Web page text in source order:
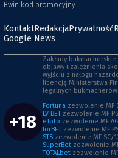
Bwin kod promocyjny
KontaktRedakcjaPrywatność
Google News
+18
Zakłady
objawy uzależnienia
wyjściu z nałogu
licencją Ministerstwa
legalnych bukmacherów.
Fortuna zezwolenie MF
LV BET zezwolenie MF
eToto zezwolenie MF
forBET zezwolenie MF
STS zezwolenie MF SC/
SuperBet zezwolenie
TOTALbet zezwolenie MF